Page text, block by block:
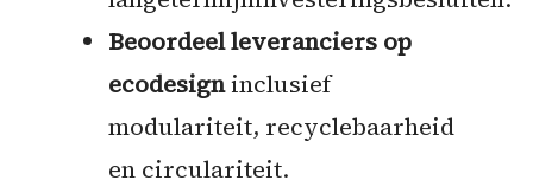
Beoordeel leveranciers op
ecodesigninclusief
modulariteit, recyclebaarheid
en circulariteit.